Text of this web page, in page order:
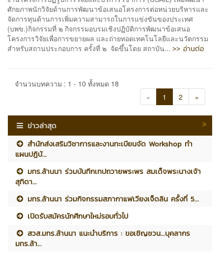
ศักยภาพนักวิจัยด้านการพัฒนาข้อเสนอโครงการต่อหน่วยบริหารและ
จัดการทุนด้านการเพิ่มความสามารถในการแข่งขันของประเทศ
(บพข.)กิจกรรมที่ ๒ กิจกรรมอบรมเชิงปฏิบัติการพัฒนาข้อเสนอ
โครงการวิจัยเพื่อการขยายผล และถ่ายทอดเทคโนโลยีและนวัตกรรม
สำหรับสถานประกอบการ ครั้งที่ ๒ จัดขึ้นโดย สถาบัน... >> อ่านต่อ
จำนวนบทความ : 1 - 10 ทั้งหมด 18
«
1 2 »
ข่าวล่าสุด
สำนักส่งเสริมวิชาการและงานทะเบียนจัด Workshop ทำ
แผนปฏิบั...
มทร.ล้านนา ร่วมบันทึกเทปถวายพระพร สมเด็จพระนางเจ้า
สุทิดา...
มทร.ล้านนา ร่วมกิจกรรมสภากาแฟเวียงเจ็ดลิน ครั้งที่ 5...
เปิดรับสมัครนักศึกษาใหม่รอบทั่วไป
สวส.มทร.ล้านนา แนะนำบริการ : ขอเชิญชวน...บุคลากร
มทร.ล้า...